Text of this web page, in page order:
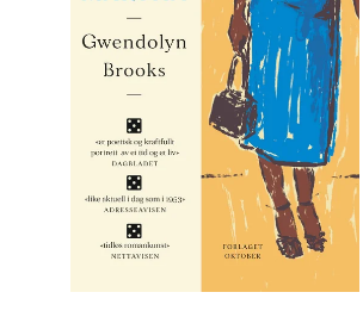
The Housemaid